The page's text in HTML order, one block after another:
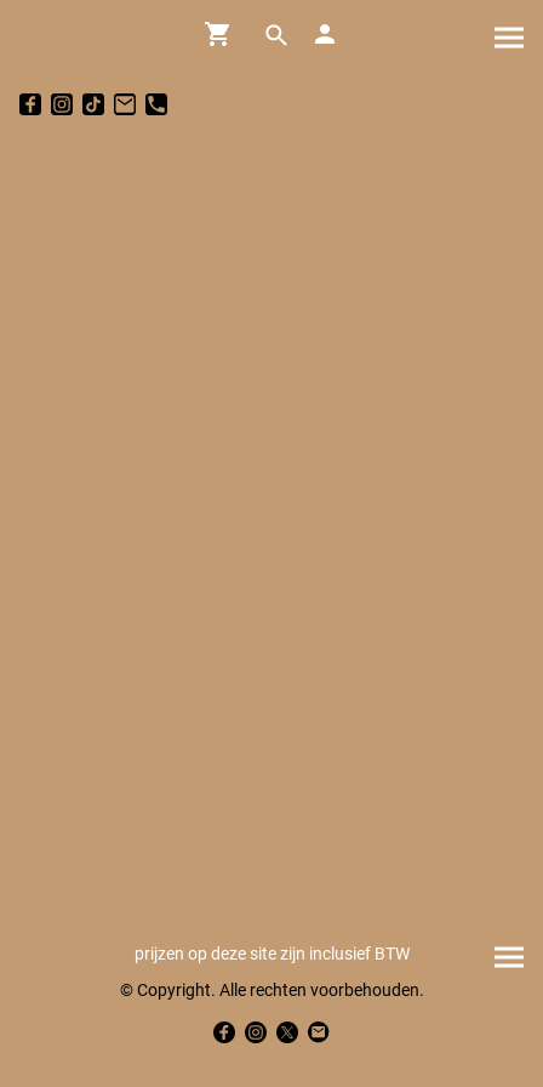
prijzen op deze site zijn inclusief BTW
© Copyright. Alle rechten voorbehouden.